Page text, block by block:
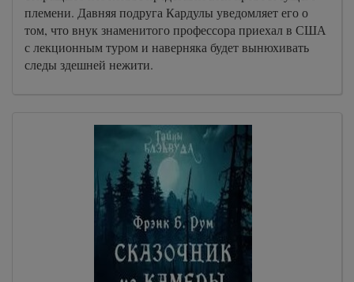
племени. Давняя подруга Кардулы уведомляет его о
том, что внук знаменитого профессора приехал в США
с лекционным туром и наверняка будет вынюхивать
следы здешней нежити.